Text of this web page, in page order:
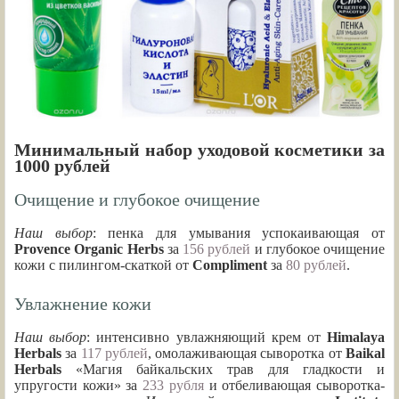
Минимальный набор уходовой косметики за
1000 рублей
Очищение и глубокое очищение
Наш выбор: пенка для умывания успокаивающая от
Provence Organic Herbsза 156 рублей и глубокое очищение
кожи с пилингом-скаткой от Compliment за 80 рублей.
Увлажнение кожи
Наш выбор: интенсивно увлажняющий крем отHimalaya
Herbals за 117 рублей, омолаживающая сыворотка отBaikal
Herbals «Магия байкальских трав для гладкости и
упругости кожи» за 233 рубляи отбеливающая сыворотка-